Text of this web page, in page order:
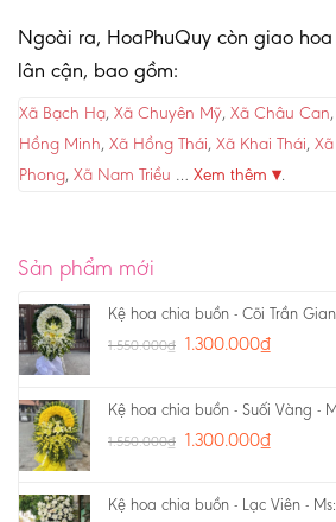
Ngoài ra, HoaPhuQuy còn giao
lân cận, bao gồm:
Xã Bạch Hạ, Xã Chuyên Mỹ, Xã Châu Can,
Hồng Minh, Xã Hồng Thái, Xã Khai Thái,
Phong, Xã Nam Triều … Xem thêm ▾.
Sản phẩm mới
Kệ hoa chia buồn - Cõi Trần
1.550.000₫ 1.300.000₫
Kệ hoa chia buồn - Suối Vàng -
1.550.000₫ 1.300.000₫
Kệ hoa chia buồn - Lạc Viên -